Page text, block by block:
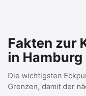
Fakten zur
in Hamburg
Die wichtigsten
Grenzen, damit der